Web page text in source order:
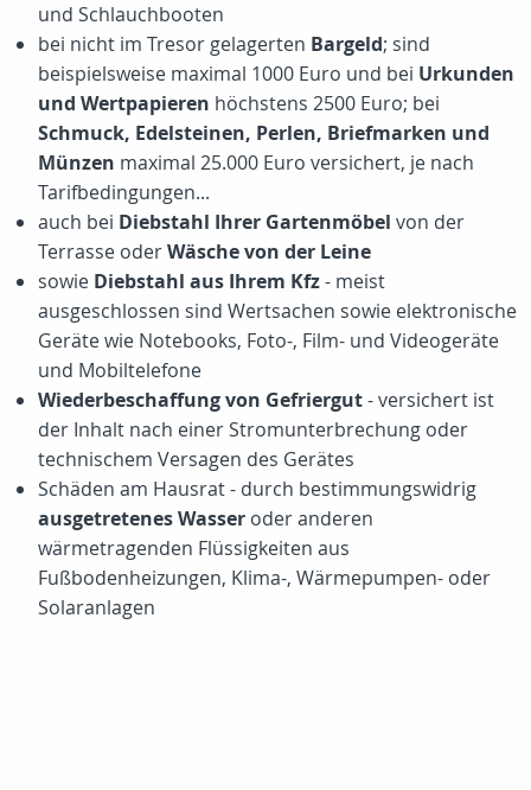
und Schlauchbooten
bei nicht im Tresor gelagerten Bargeld; sind
beispielsweise maximal 1000 Euro und bei Urkunden
und Wertpapieren höchstens 2500 Euro; bei
Schmuck, Edelsteinen, Perlen, Briefmarken und
Münzen maximal 25.000 Euro versichert, je nach
Tarifbedingungen...
auch bei Diebstahl Ihrer Gartenmöbel von der
Terrasse oderWäsche von der Leine
sowie Diebstahl aus Ihrem Kfz- meist
ausgeschlossen sind Wertsachen sowie elektronische
Geräte wie Notebooks, Foto-, Film- und Videogeräte
und Mobiltelefone
Wiederbeschaffung von Gefriergut- versichert ist
der Inhalt nach einer Stromunterbrechung oder
technischem Versagen des Gerätes
Schäden am Hausrat - durch bestimmungswidrig
ausgetretenes Wasser oder anderen
wärmetragenden Flüssigkeiten aus
Fußbodenheizungen, Klima-, Wärmepumpen- oder
Solaranlagen